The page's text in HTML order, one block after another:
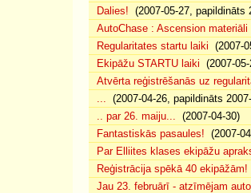
Dalies! (2007-05-27, papildināts
AutoChase : Ascension materiāli
Regularitates startu laiki (2007-
Ekipāžu STARTU laiki (2007-
Atvērta reģistrēšanās uz
... (2007-04-26, papildināts
.. par 26. maiju... (2007-04-30)
Fantastiskās pasaules! (2007-
Par Elliites klases ekipāžu
Reģistrācija spēkā 40 ekipāžām!
Jau 23. februārī - atzīmējam